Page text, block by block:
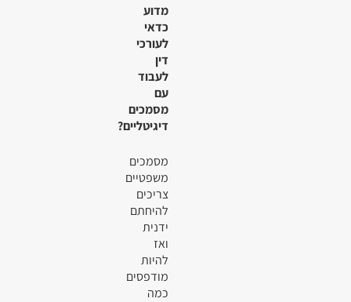
מדוע
כדאי
לעורכי
דין
לעבוד
עם
מסמכים
דיגיטליים?
מסמכים
משפטיים
צריכים
להיחתם
ידנית
ואז
להיות
מודפסים
כמה